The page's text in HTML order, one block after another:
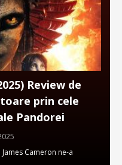
Review de
prin cele
Pandorei
Cameron ne-a